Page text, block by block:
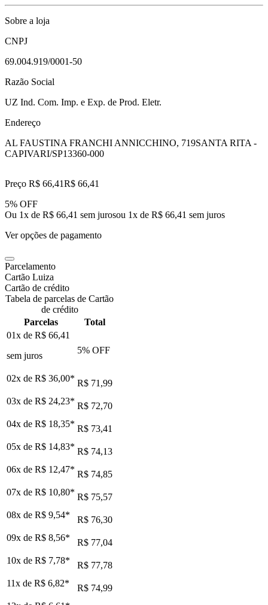
Sobre a loja
CNPJ
69.004.919/0001-50
Razão Social
UZ Ind. Com. Imp. e Exp. de Prod. Eletr.
Endereço
AL FAUSTINA FRANCHI ANNICCHINO, 719SANTA RITA -
CAPIVARI/SP13360-000
Preço R$ 66,41R$ 66,41
5% OFF
Ou 1x de R$ 66,41 sem jurosou 1x de R$ 66,41 sem juros
Ver opções de pagamento
Parcelamento
Cartão Luiza
Cartão de crédito
Tabela de parcelas de Cartão
de crédito
Parcelas
Total
01x de R$ 66,41
sem juros
5% OFF
02x de R$ 36,00* R$ 71,99
03x de R$ 24,23* R$ 72,70
04x de R$ 18,35* R$ 73,41
05x de R$ 14,83* R$ 74,13
06x de R$ 12,47* R$ 74,85
07x de R$ 10,80* R$ 75,57
08x de R$ 9,54*
R$ 76,30
09x de R$ 8,56*
R$ 77,04
10x de R$ 7,78*
R$ 77,78
11x de R$ 6,82*
R$ 74,99